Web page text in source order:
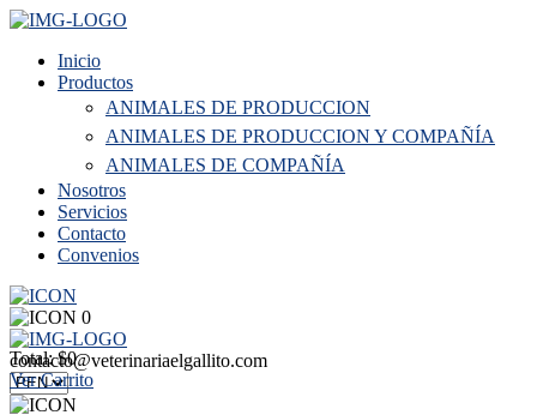
Inicio
Productos
ANIMALES DE PRODUCCION
ANIMALES DE PRODUCCION Y COMPAÑÍA
ANIMALES DE COMPAÑÍA
Nosotros
Servicios
Contacto
Convenios
0
Total: $0
Ver Carrito
contacto@veterinariaelgallito.com